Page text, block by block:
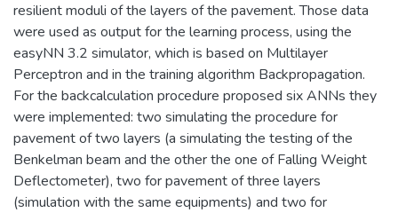
resilient moduli of the layers of the pavement. Those data
were used as output for the learning process, using the
easyNN 3.2 simulator, which is based on Multilayer
Perceptron and in the training algorithm Backpropagation.
For the backcalculation procedure proposed six ANNs they
were implemented: two simulating the procedure for
pavement of two layers (a simulating the testing of the
Benkelman beam and the other the one of Falling Weight
Deflectometer), two for pavement of three layers
(simulation with the same equipments) and two for